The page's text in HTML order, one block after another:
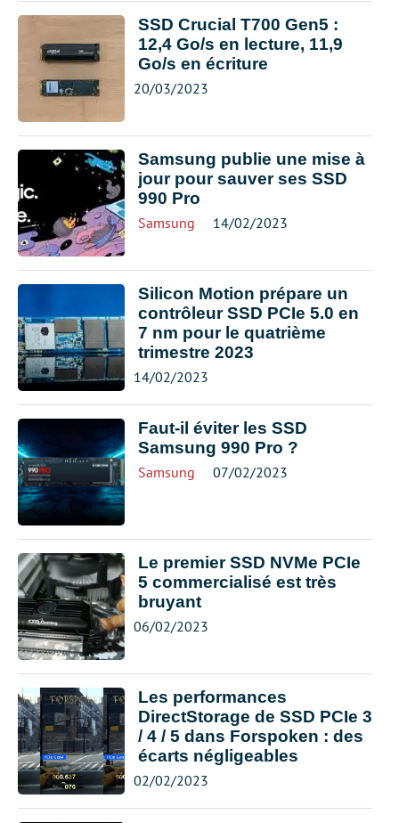
SSD Crucial T700 Gen5 :
12,4 Go/s en lecture, 11,9
Go/s en écriture
20/03/2023
Samsung publie une mise à
jour pour sauver ses SSD
990 Pro
Samsung 14/02/2023
Silicon Motion prépare un
contrôleur SSD PCIe 5.0 en
7 nm pour le quatrième
trimestre 2023
14/02/2023
Faut-il éviter les SSD
Samsung 990 Pro ?
Samsung 07/02/2023
Le premier SSD NVMe PCIe
5 commercialisé est très
bruyant
06/02/2023
Les performances
DirectStorage de SSD PCIe 3
/ 4 / 5 dans Forspoken : des
écarts négligeables
02/02/2023